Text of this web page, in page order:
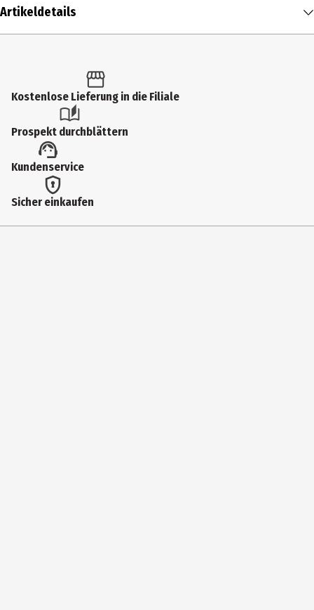
Artikeldetails
Produkttyp
Bügelkopfhörer
Modellnummer
JBLT530BTWHTEU
Nutzungshinweis
Kostenlose Lieferung in die Filiale
Prospekt durchblättern
Kundenservice
Sicher einkaufen